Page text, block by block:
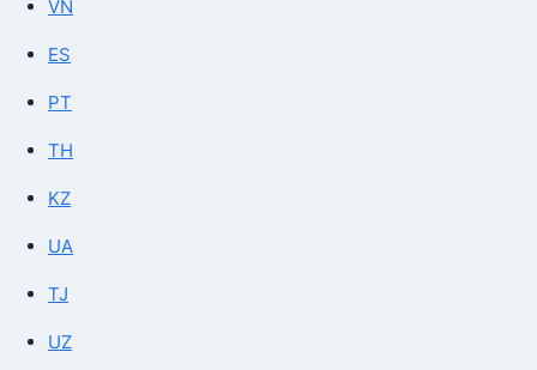
VN
ES
PT
TH
KZ
UA
TJ
UZ